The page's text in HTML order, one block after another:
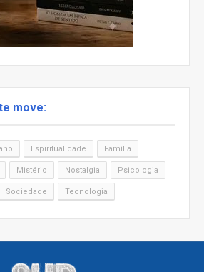
move:
Espiritualidade Família
Mistério Nostalgia Psicologia
Sociedade Tecnologia